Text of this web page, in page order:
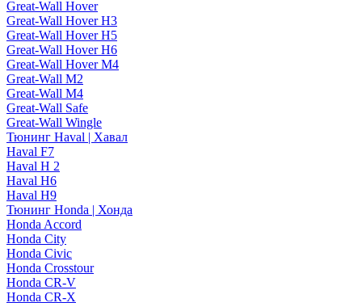
Great-Wall Hover
Great-Wall Hover H3
Great-Wall Hover H5
Great-Wall Hover H6
Great-Wall Hover M4
Great-Wall M2
Great-Wall M4
Great-Wall Safe
Great-Wall Wingle
Тюнинг Haval | Хавал
Haval F7
Haval H 2
Haval H6
Haval H9
Тюнинг Honda | Хонда
Honda Accord
Honda City
Honda Civic
Honda Crosstour
Honda CR-V
Honda CR-X